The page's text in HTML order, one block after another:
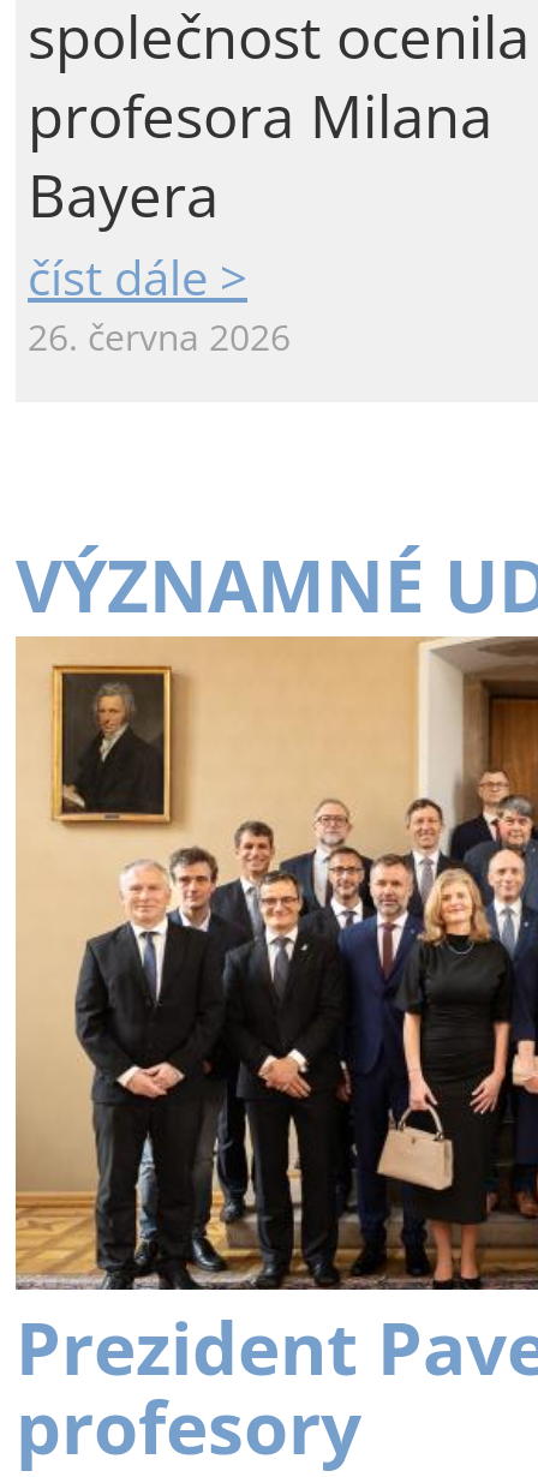
společnost ocenila
profesora Milana
Bayera
číst dále >
26. června 2026
VÝZNAMNÉ
Prezident
profesory